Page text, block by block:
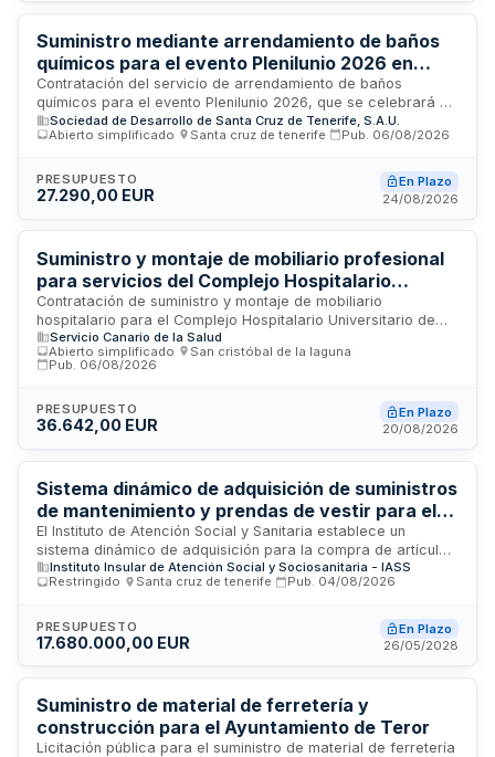
Suministro mediante arrendamiento de baños
químicos para el evento Plenilunio 2026 en
Santa Cruz de Tenerife
Contratación del servicio de arrendamiento de baños
químicos para el evento Plenilunio 2026, que se celebrará en
Santa Cruz de Tenerife. El proveedor adjudicatario deberá
suministrar, instalar y mantener los servicios sanitarios
humanos competentes en seguridad. El contratista designará
un interlocutor único responsable de la coordinación
Tenerife y deberá ceñirse al planning detallado de montaje y
desmontaje especificado para el evento.
Sociedad de Desarrollo de Santa Cruz de Tenerife, S.A.U.
Abierto simplificado
Santa cruz de tenerife Pub. 06/08/2026
PRESUPUESTO
27.290,00 EUR
En Plazo
24/08/2026
Suministro y montaje de mobiliario profesional
para servicios del Complejo Hospitalario
Universitario de Canarias
Contratación de suministro y montaje de mobiliario
hospitalario para el Complejo Hospitalario Universitario de
Canarias. El objeto incluye armarios multifunción, cajoneras
rodantes, mesas de reuniones de diferentes tamaños y
configuraciones, mesas de trabajo con y sin cajonera, y
equipamiento profesional adecuado a diversos servicios,
mejorando la funcionalidad de puestos de trabajo,
de organización.
Servicio Canario de la Salud
Abierto simplificado
San cristóbal de la laguna
Pub. 06/08/2026
PRESUPUESTO
36.642,00 EUR
En Plazo
20/08/2026
Sistema dinámico de adquisición de suministros
de mantenimiento y prendas de vestir para el
Instituto de Atención Social y Sanitaria
El Instituto de Atención Social y Sanitaria establece un
sistema dinámico de adquisición para la compra de artículos
de uso corriente destinados a la conservación y
mantenimiento de sus centros, así como prendas de vestir
articula en dos fases: la primera de admisión de empresas
en categorías específicas de productos, y la segunda de
especificaciones técnicas concretas de los bienes se
determinarán en cada contratación específica.
Instituto Insular de Atención Social y Sociosanitaria - IASS
Restringido
Santa cruz de tenerife Pub. 04/08/2026
PRESUPUESTO
17.680.000,00 EUR
En Plazo
26/05/2028
Suministro de material de ferretería y
construcción para el Ayuntamiento de Teror
Licitación pública para el suministro de material de ferretería